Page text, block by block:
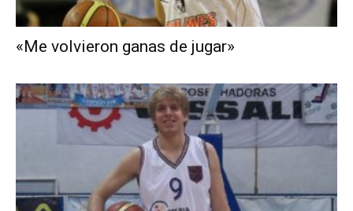
«Me volvieron ganas de jugar»